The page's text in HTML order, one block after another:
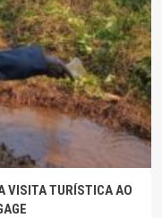
VISITA TURÍSTICA AO